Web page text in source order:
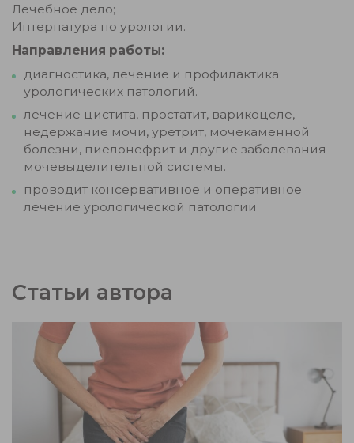
Лечебное дело;
Интернатура по урологии.
Направления работы:
диагностика, лечение и профилактика
урологических патологий.
лечение цистита, простатит, варикоцеле,
недержание мочи, уретрит, мочекаменной
болезни, пиелонефрит и другие заболевания
мочевыделительной системы.
проводит консервативное и оперативное
лечение урологической патологии
Статьи автора